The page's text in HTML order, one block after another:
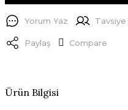
Yorum Yaz Tavsiye
Paylaş Compare
Ürün Bilgisi